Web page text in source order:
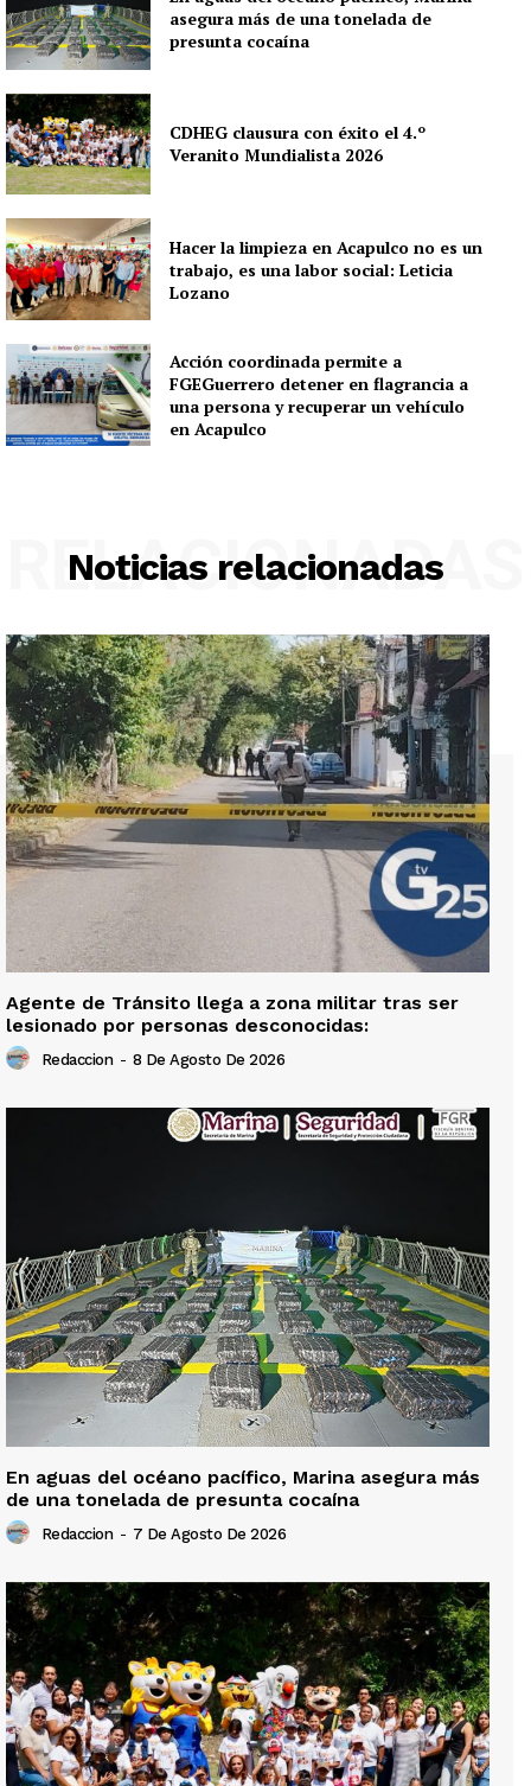
asegura más de una tonelada de
presunta cocaína
CDHEG clausura con éxito el 4.º
Veranito Mundialista 2026
Hacer la limpieza en Acapulco no es un
trabajo, es una labor social: Leticia
Lozano
Acción coordinada permite a
FGEGuerrero detener en flagrancia a
una persona y recuperar un vehículo
en Acapulco
Noticias relacionadas
RELACIONADAS
Agente de Tránsito llega a zona militar tras ser
lesionado por personas desconocidas:
Redaccion - 8 De Agosto De 2026
En aguas del océano pacífico, Marina asegura más
de una tonelada de presunta cocaína
Redaccion - 7 De Agosto De 2026